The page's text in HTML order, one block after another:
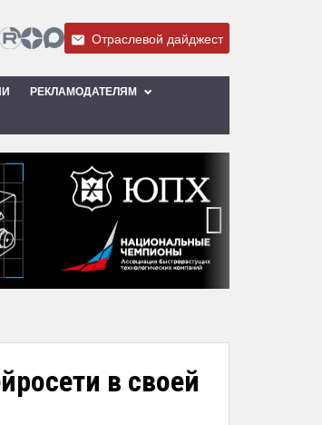
Отраслевой дайджест
РЕКЛАМОДАТЕЛЯМ
в своей